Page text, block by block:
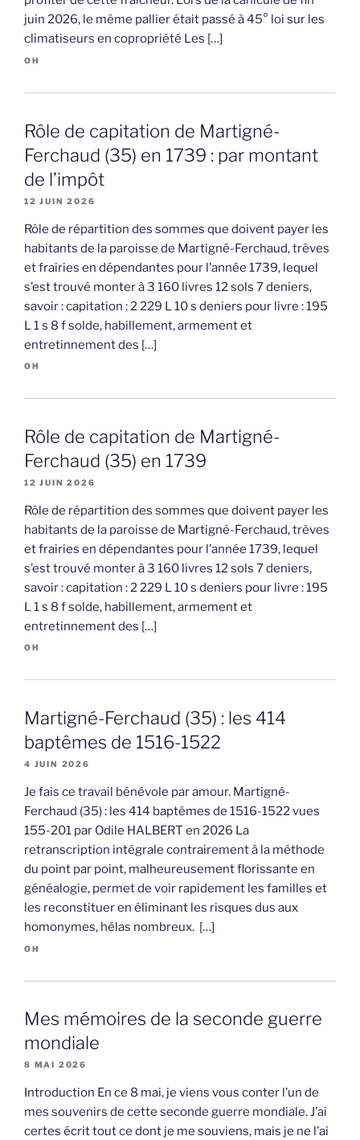
juin 2026, le même pallier était passé à 45° loi sur les
climatiseurs en copropriété Les […]
OH
Rôle de capitation de Martigné-
Ferchaud (35) en 1739 : par montant
de l’impôt
12 JUIN 2026
Rôle de répartition des sommes que doivent payer les
habitants de la paroisse de Martigné-Ferchaud, trèves
et frairies en dépendantes pour l’année 1739, lequel
s’est trouvé monter à 3 160 livres 12 sols 7 deniers,
savoir : capitation : 2 229 L 10 s deniers pour livre : 195
L 1 s 8 f solde, habillement, armement et
entretinnement des […]
OH
Rôle de capitation de Martigné-
Ferchaud (35) en 1739
12 JUIN 2026
Rôle de répartition des sommes que doivent payer les
habitants de la paroisse de Martigné-Ferchaud, trèves
et frairies en dépendantes pour l’année 1739, lequel
s’est trouvé monter à 3 160 livres 12 sols 7 deniers,
savoir : capitation : 2 229 L 10 s deniers pour livre : 195
L 1 s 8 f solde, habillement, armement et
entretinnement des […]
OH
Martigné-Ferchaud (35) : les 414
baptêmes de 1516-1522
4 JUIN 2026
Je fais ce travail bénévole par amour. Martigné-
Ferchaud (35) : les 414 baptêmes de 1516-1522 vues
155-201 par Odile HALBERT en 2026 La
retranscription intégrale contrairement à la méthode
du point par point, malheureusement florissante en
généalogie, permet de voir rapidement les familles et
les reconstituer en éliminant les risques dus aux
homonymes, hélas nombreux. […]
OH
Mes mémoires de la seconde guerre
mondiale
8 MAI 2026
Introduction En ce 8 mai, je viens vous conter l’un de
mes souvenirs de cette seconde guerre mondiale. J’ai
certes écrit tout ce dont je me souviens, mais je ne l’ai